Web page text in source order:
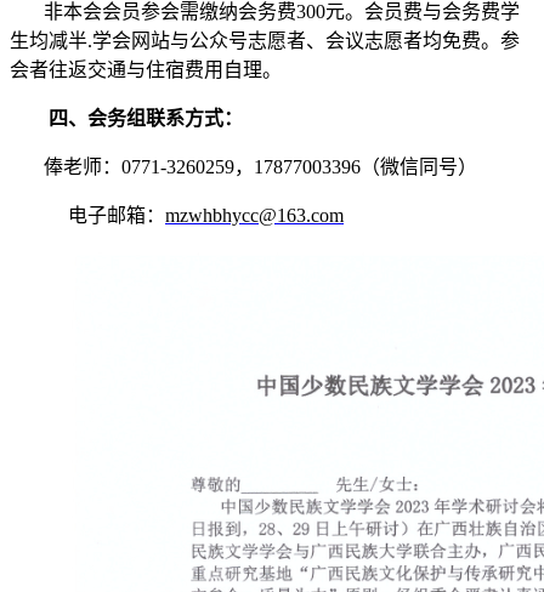
非本会会员参会需缴纳会务费300元。会员费与会务费学
生均减半.学会网站与公众号志愿者、会议志愿者均免费。参
会者往返交通与住宿费用自理。
四、会务组联系方式：
俸老师： 0771-3260259， 17877003396 （微信同号）
电子邮箱： mzwhbhycc@163.com